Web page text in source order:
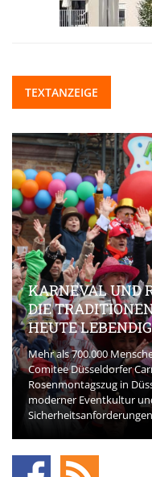
TEXTANZEIGE
KARNEVAL UND
DIE
HEUTE
Mehr als 700.000
Comitee Düsseldorfer
Rosenmontagszug in
moderner Eventkultur